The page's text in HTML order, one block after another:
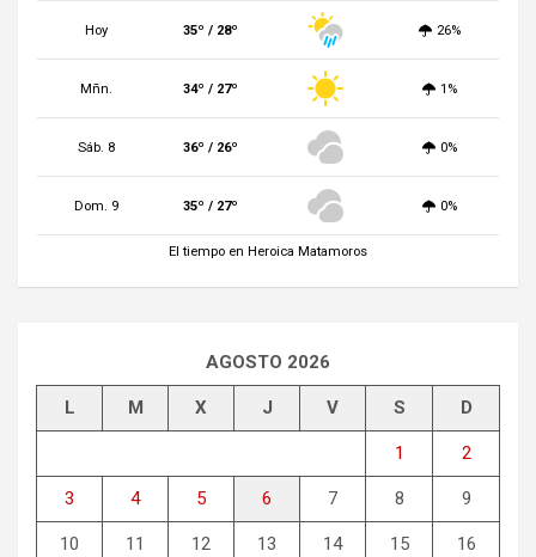
Hoy 35º / 28º 26%
Mñn. 34º / 27º 1%
Sáb. 8 36º / 26º 0%
Dom. 9 35º / 27º 0%
El tiempo en Heroica Matamoros
AGOSTO 2026
L M X J V S D
1 2
3 4 5 6 7 8 9
10 11 12 13 14 15 16